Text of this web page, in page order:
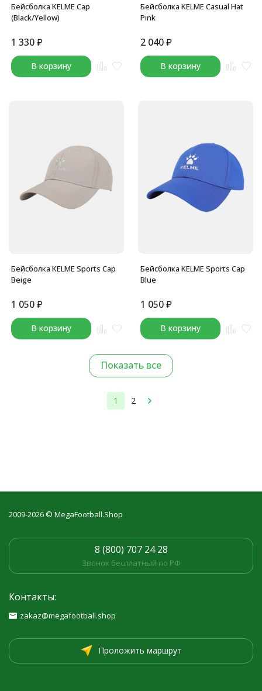
Бейсболка KELME Cap
(Black/Yellow)
1 330₽
В корзину
Бейсболка KELME Casual Hat
Pink
2 040₽
В корзину
Бейсболка KELME Sports Cap
Beige
1 050₽
В корзину
Бейсболка KELME Sports Cap
Blue
1 050₽
В корзину
Показать все
1 2
2009-2026 © MegaFootball.Shop
8 (800) 707 24 28
Звонок бесплатный по РФ
Контакты:
zakaz@megafootball.shop
Проложить маршрут